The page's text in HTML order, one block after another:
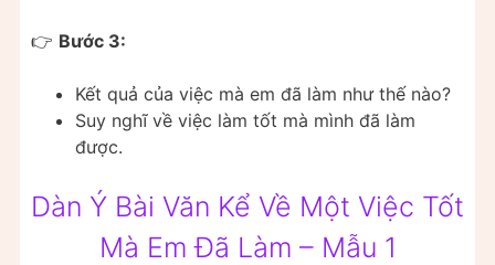
👉 Bước 3:
Kết quả của việc mà em đã làm như thế nào?
Suy nghĩ về việc làm tốt mà mình đã làm
được.
Dàn Ý Bài Văn Kể Về Một Việc Tốt
Mà Em Đã Làm – Mẫu 1